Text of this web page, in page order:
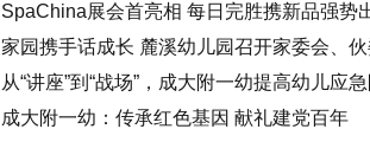
SpaChina展会首亮相 每日完胜携新品强势
家园携手话成长 麓溪幼儿园召开家委会、
从“讲座”到“战场”，成大附一幼提高幼儿应
成大附一幼：传承红色基因 献礼建党百年